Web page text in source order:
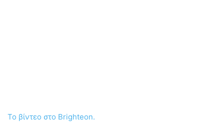
Το βίντεο στο Brighteon.